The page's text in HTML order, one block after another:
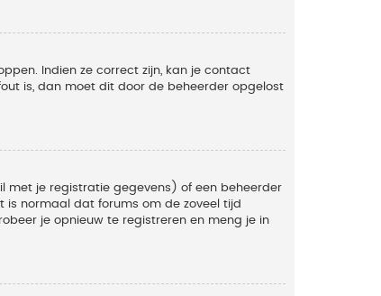
Indien ze correct zijn, kan je contact
is, dan moet dit door de beheerder opgelost
met je registratie gegevens) of een beheerder
normaal dat forums om de zoveel tijd
je opnieuw te registreren en meng je in